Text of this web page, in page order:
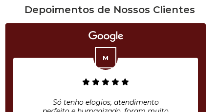
Depoimentos de Nossos Clientes
Só tenho elogios, atendimento